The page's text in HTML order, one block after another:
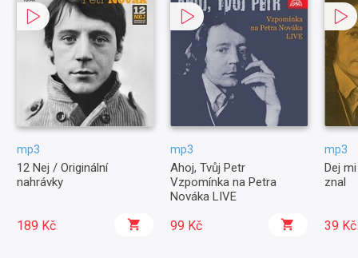
mp3
12 Nej / Originální
nahrávky
189 Kč
mp3
Ahoj, Tvůj Petr
Vzpomínka na Petra
Nováka LIVE
99 Kč
mp3
Dej
znal
39 Kč